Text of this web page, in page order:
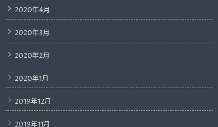
2020年4月
2020年3月
2020年2月
2020年1月
2019年12月
2019年11月